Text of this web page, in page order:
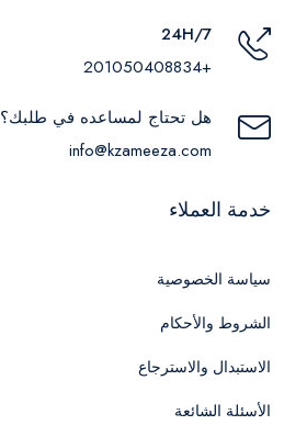
24H/7
+201050408834
هل تحتاج لمساعده في طلبك؟
info@kzameeza.com
خدمة العملاء
سياسة الخصوصية
الشروط والأحكام
الاستبدال والاسترجاع
الأسئلة الشائعة